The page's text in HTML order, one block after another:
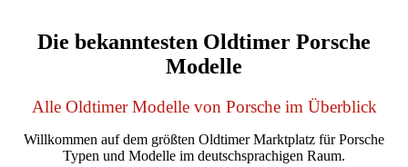
Die bekanntesten Oldtimer Porsche
Modelle
Alle Oldtimer Modelle von Porsche im Überblick
Willkommen auf dem größten Oldtimer Marktplatz für Porsche
Typen und Modelle im deutschsprachigen Raum.